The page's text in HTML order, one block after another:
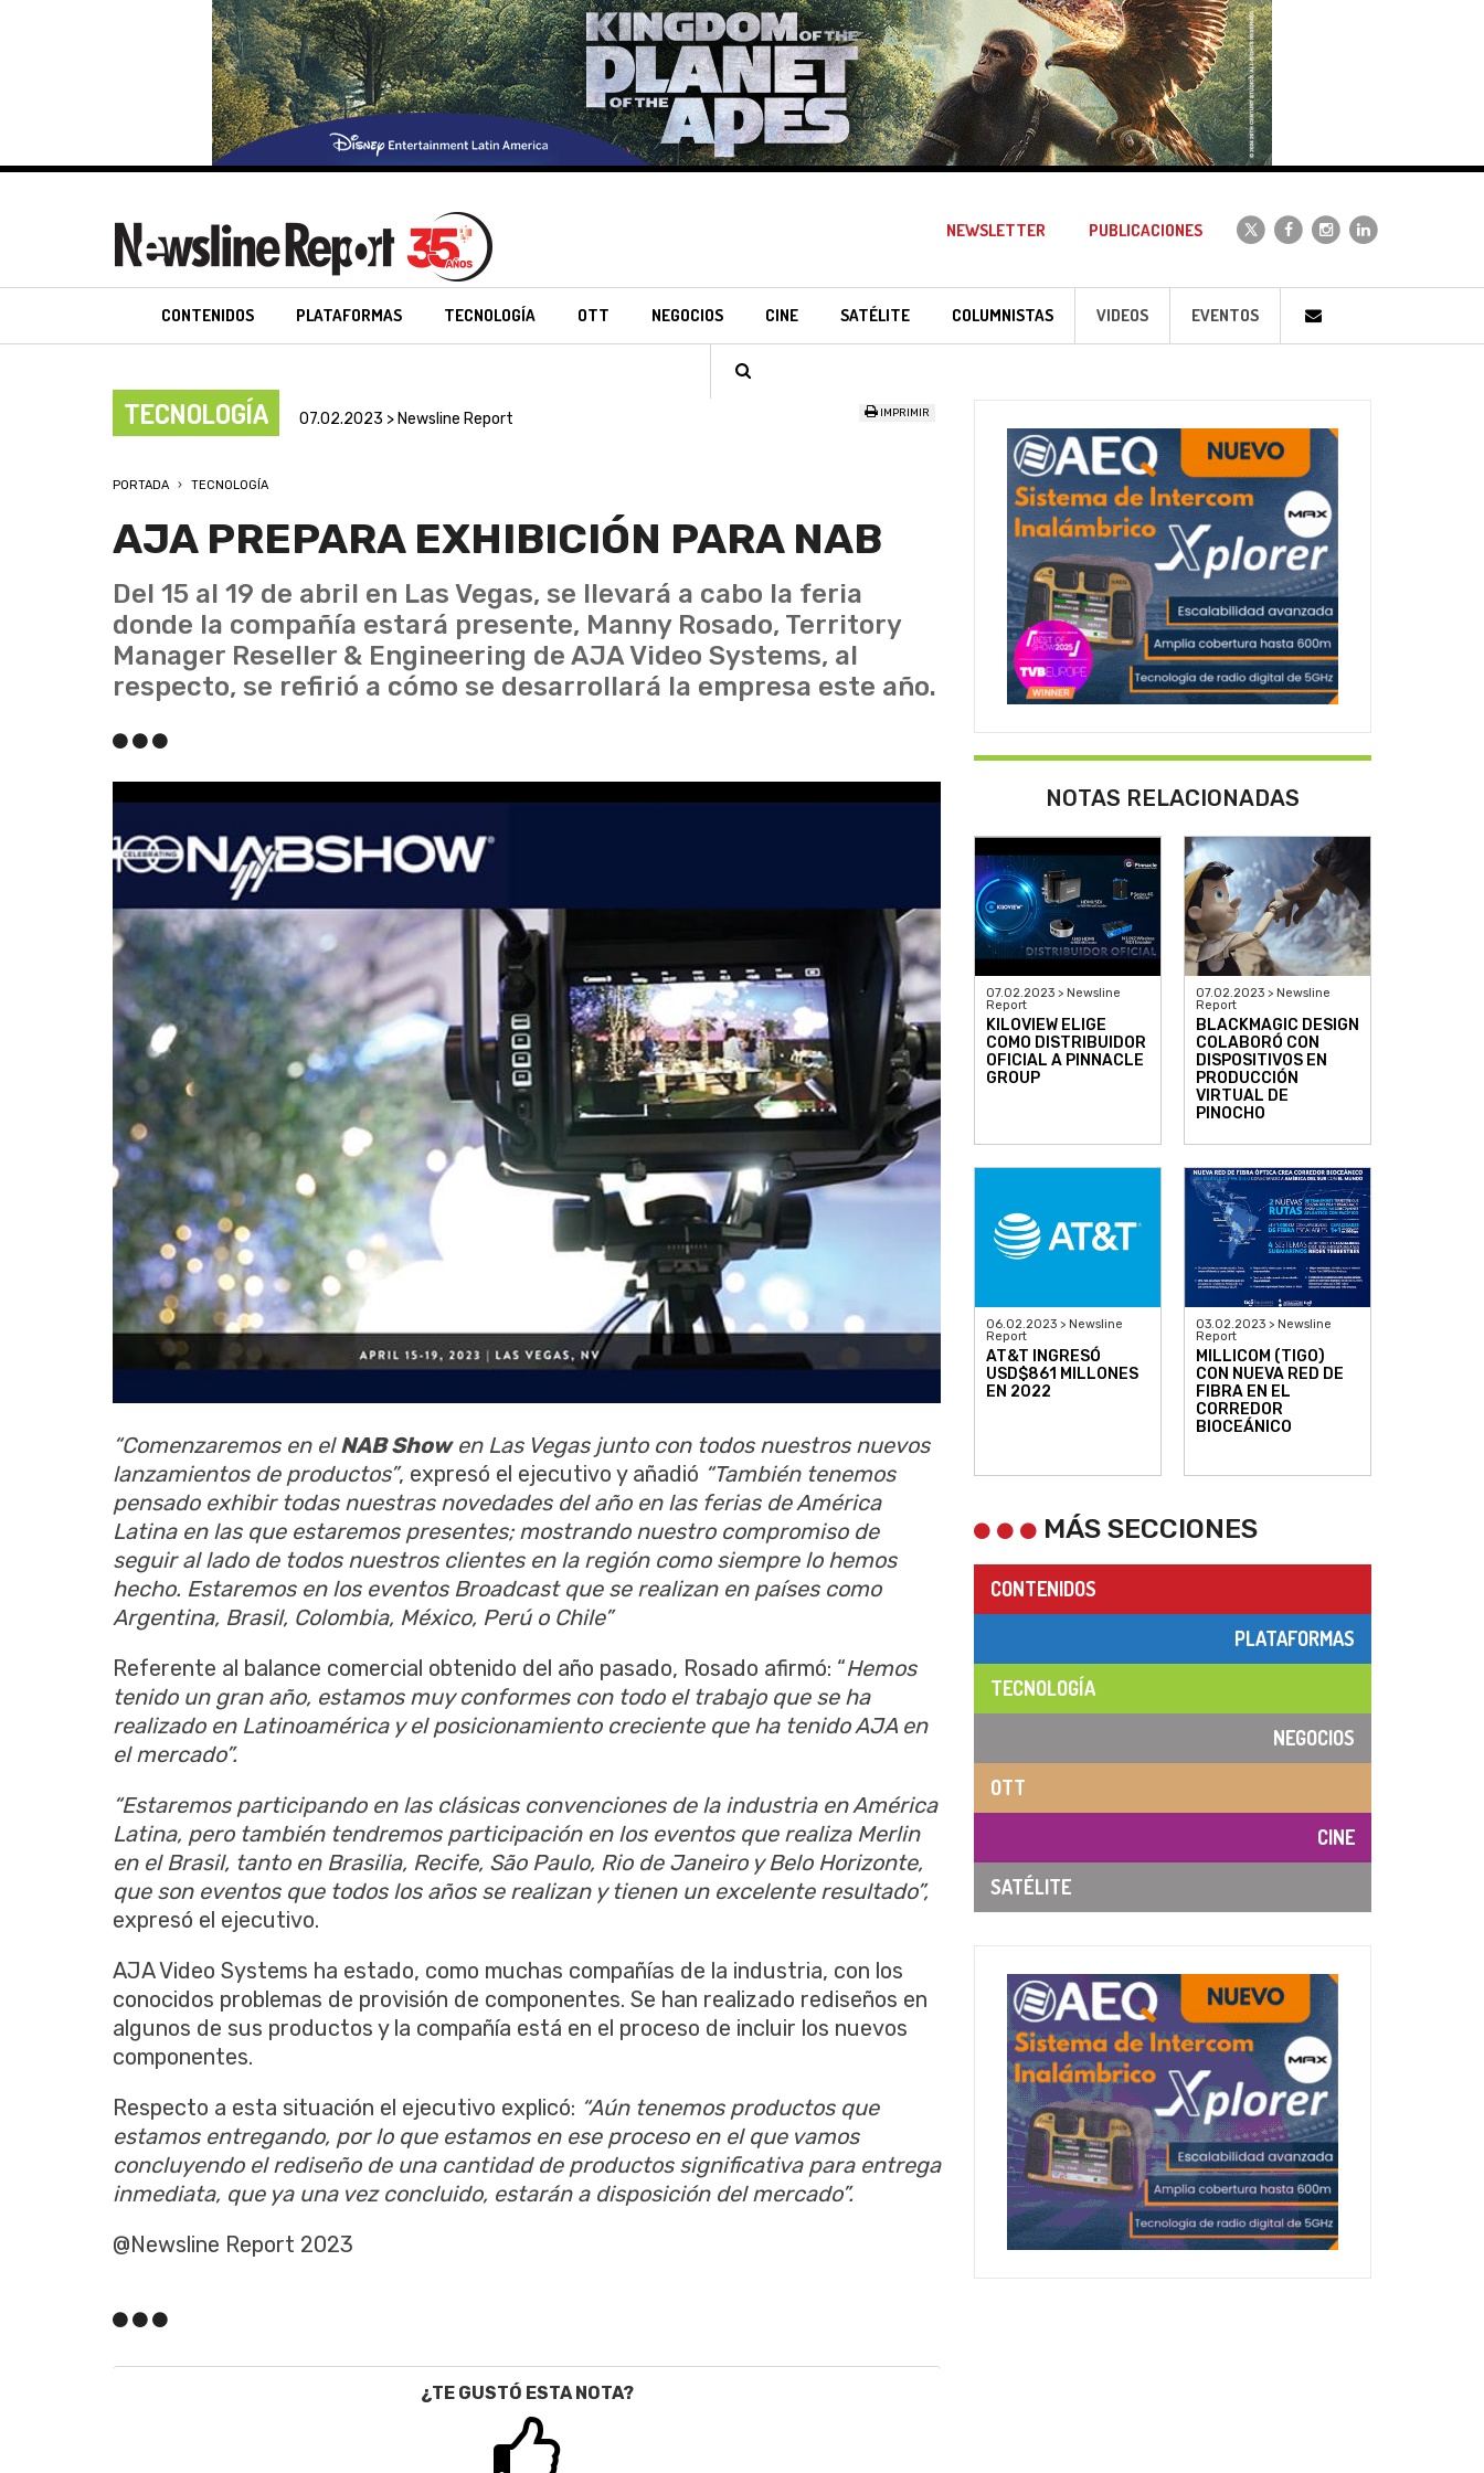
NEWSLETTER PUBLICACIONES
CONTENIDOS PLATAFORMAS TECNOLOGÍA OTT NEGOCIOS CINE SATÉLITE COLUMNISTAS VIDEOS EVENTOS
TECNOLOGÍA 07.02.2023 > Newsline Report IMPRIMIR
PORTADA TECNOLOGÍA
AJA PREPARA EXHIBICIÓN PARA NAB
Del 15 al 19 de abril en Las Vegas, se llevará a cabo la feria
donde la compañía estará presente, Manny Rosado, Territory
Manager Reseller & Engineering de AJA Video Systems, al
respecto, se refirió a cómo se desarrollará la empresa este año.
“Comenzaremos en elNAB Showen Las Vegas junto con todos nuestros nuevos
lanzamientos de productos”, expresó el ejecutivo y añadió “También tenemos
pensado exhibir todas nuestras novedades del año en las ferias de América
Latina en las que estaremos presentes; mostrando nuestro compromiso de
seguir al lado de todos nuestros clientes en la región como siempre lo hemos
hecho. Estaremos en los eventos Broadcast que se realizan en países como
Argentina, Brasil, Colombia, México, Perú o Chile”
Referente al balance comercial obtenido del año pasado, Rosado afirmó: “Hemos
tenido un gran año, estamos muy conformes con todo el trabajo que se ha
realizado en Latinoamérica y el posicionamiento creciente que ha tenido AJA en
el mercado”.
“Estaremos participando en las clásicas convenciones de la industria en América
Latina, pero también tendremos participación en los eventos que realiza Merlin
en el Brasil, tanto en Brasilia, Recife, São Paulo, Rio de Janeiro y Belo Horizonte,
que son eventos que todos los años se realizan y tienen un excelente resultado”,
expresó el ejecutivo.
AJA Video Systems ha estado, como muchas compañías de la industria, con los
conocidos problemas de provisión de componentes. Se han realizado rediseños en
algunos de sus productos y la compañía está en el proceso de incluir los nuevos
componentes.
Respecto a esta situación el ejecutivo explicó: “Aún tenemos productos que
estamos entregando, por lo que estamos en ese proceso en el que vamos
concluyendo el rediseño de una cantidad de productos significativa para entrega
inmediata, que ya una vez concluido, estarán a disposición del mercado”.
@Newsline Report 2023
¿TE GUSTÓ ESTA NOTA?
NOTAS RELACIONADAS
07.02.2023 > Newsline
Report
KILOVIEW ELIGE
COMO DISTRIBUIDOR
OFICIAL A PINNACLE
GROUP
07.02.2023 > Newsline
Report
BLACKMAGIC DESIGN
COLABORÓ CON
DISPOSITIVOS EN
PRODUCCIÓN
VIRTUAL DE
PINOCHO
06.02.2023 > Newsline
Report
AT&T INGRESÓ
USD$861 MILLONES
EN 2022
03.02.2023 > Newsline
Report
MILLICOM (TIGO)
CON NUEVA RED DE
FIBRA EN EL
CORREDOR
BIOCEÁNICO
MÁS SECCIONES
CONTENIDOS
PLATAFORMAS
TECNOLOGÍA
NEGOCIOS
OTT
CINE
SATÉLITE